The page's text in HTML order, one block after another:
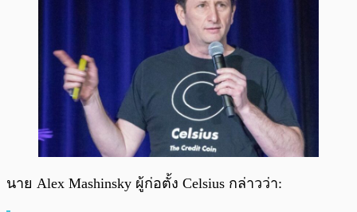
นาย Alex Mashinsky ผู้ก่อตั้ง Celsius กล่าวว่า: